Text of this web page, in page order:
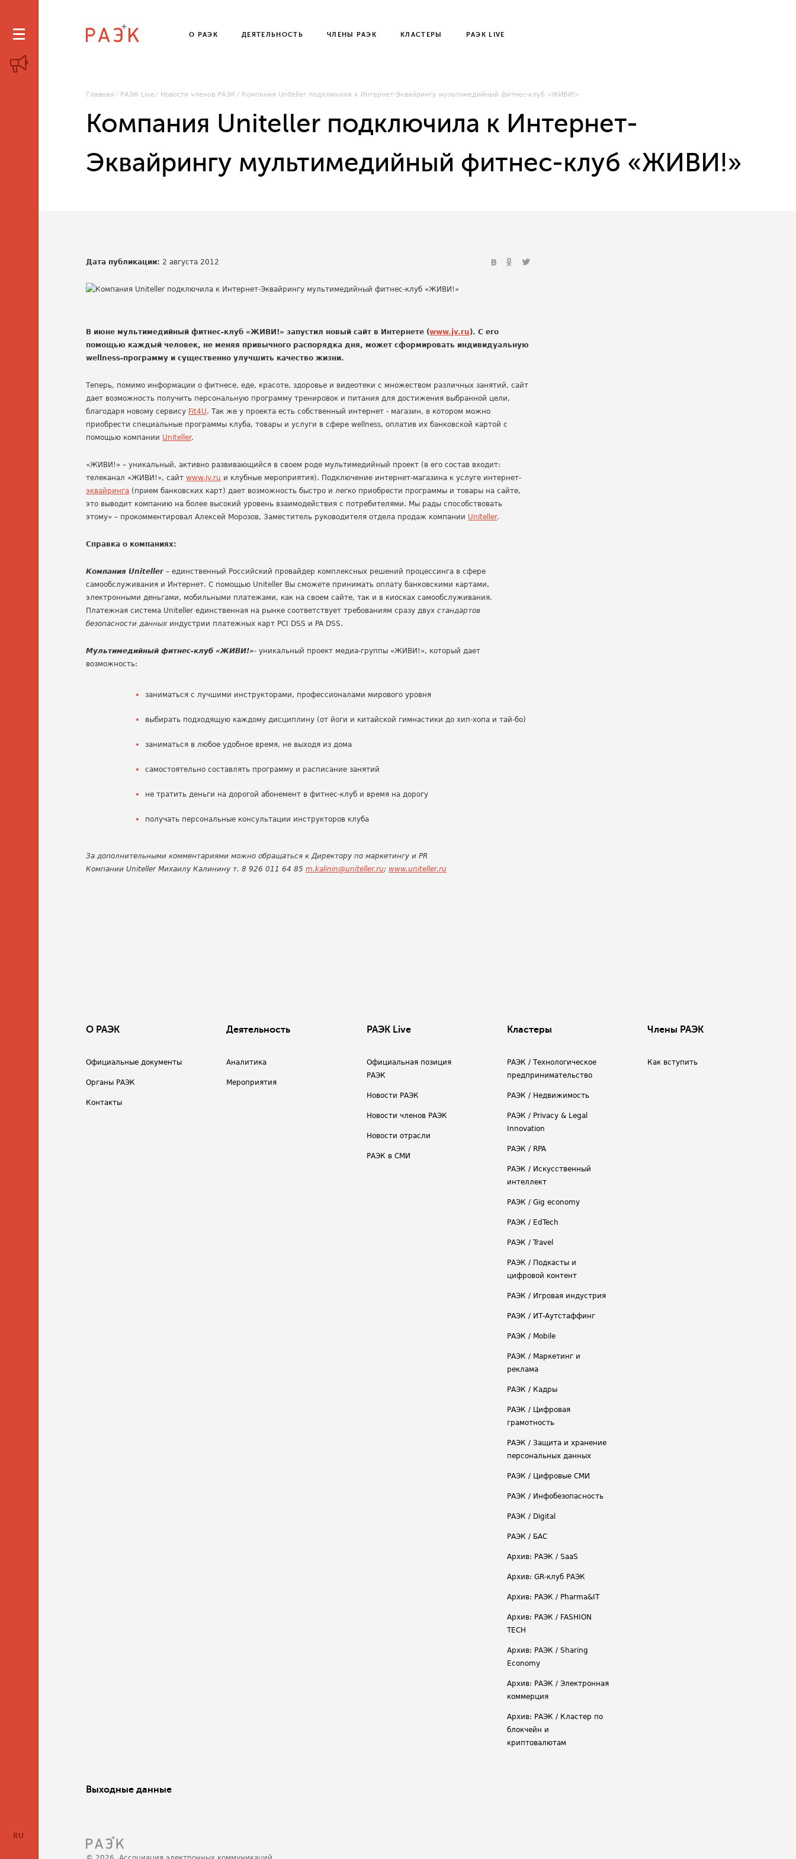
RU
О РАЭК ДЕЯТЕЛЬНОСТЬ ЧЛЕНЫ РАЭК КЛАСТЕРЫ РАЭК LIVE
Главная РАЭК Live Новости членов РАЭК Компания Uniteller подключила к Интернет-Эквайрингу мультимедийный фитнес-клуб «ЖИВИ!»
Компания Uniteller подключила к Интернет-
Эквайрингу мультимедийный фитнес-клуб «ЖИВИ!»
Дата публикации: 2 августа 2012
В июне мультимедийный фитнес-клуб «ЖИВИ!» запустил новый сайт в Интернете (www.jv.ru). С его
помощью каждый человек, не меняя привычного распорядка дня, может сформировать индивидуальную
wellness-программу и существенно улучшить качество жизни.
Теперь, помимо информации о фитнесе, еде, красоте, здоровье и видеотеки с множеством различных занятий, сайт
дает возможность получить персональную программу тренировок и питания для достижения выбранной цели,
благодаря новому сервису Fit4U. Так же у проекта есть собственный интернет - магазин, в котором можно
приобрести специальные программы клуба, товары и услуги в сфере wellness, оплатив их банковской картой с
помощью компании Uniteller.
«ЖИВИ!» – уникальный, активно развивающийся в своем роде мультимедийный проект (в его состав входит:
телеканал «ЖИВИ!», сайтwww.jv.ru и клубные мероприятия). Подключение интернет-магазина к услуге интернет-
эквайринга (прием банковских карт) дает возможность быстро и легко приобрести программы и товары на сайте,
это выводит компанию на более высокий уровень взаимодействия с потребителями. Мы рады способствовать
этому» – прокомментировал Алексей Морозов, Заместитель руководителя отдела продаж компании Uniteller.
Справка о компаниях:
Компания Uniteller– единственный Российский провайдер комплексных решений процессинга в сфере
самообслуживания и Интернет. С помощью Uniteller Вы сможете принимать оплату банковскими картами,
электронными деньгами, мобильными платежами, как на своем сайте, так и в киосках самообслуживания.
Платежная система Uniteller единственная на рынке соответствует требованиям сразу двухстандартов
безопасности данных индустрии платежных карт PCI DSS и PA DSS.
Мультимедийный фитнес-клуб «ЖИВИ!»- уникальный проект медиа-группы «ЖИВИ!», который дает
возможность:
заниматься с лучшими инструкторами, профессионалами мирового уровня
выбирать подходящую каждому дисциплину (от йоги и китайской гимнастики до хип-хопа и тай-бо)
заниматься в любое удобное время, не выходя из дома
самостоятельно составлять программу и расписание занятий
не тратить деньги на дорогой абонемент в фитнес-клуб и время на дорогу
получать персональные консультации инструкторов клуба
За дополнительными комментариями можно обращаться к Директору по маркетингу иPR
Компании Uniteller Михаилу Калинину т. 8 926 011 64 85m.kalinin@uniteller.ru; www.uniteller.ru
О РАЭК
Официальные документы
Органы РАЭК
Контакты
Деятельность
Аналитика
Мероприятия
РАЭК Live
Официальная позиция
РАЭК
Новости РАЭК
Новости членов РАЭК
Новости отрасли
РАЭК в СМИ
Кластеры
РАЭК / Технологическое
предпринимательство
РАЭК / Недвижимость
РАЭК / Privacy & Legal
Innovation
РАЭК / RPA
РАЭК / Искусственный
интеллект
РАЭК / Gig economy
РАЭК / EdTech
РАЭК / Travel
РАЭК / Подкасты и
цифровой контент
РАЭК / Игровая индустрия
РАЭК / ИТ-Аутстаффинг
РАЭК / Mobile
РАЭК / Маркетинг и
реклама
РАЭК / Кадры
РАЭК / Цифровая
грамотность
РАЭК / Защита и хранение
персональных данных
РАЭК / Цифровые СМИ
РАЭК / Инфобезопасность
РАЭК / Digital
РАЭК / БАС
Архив: РАЭК / SaaS
Архив: GR-клуб РАЭК
Архив: РАЭК / Pharma&IT
Архив: РАЭК / FASHION
TECH
Архив: РАЭК / Sharing
Economy
Архив: РАЭК / Электронная
коммерция
Архив: РАЭК / Кластер по
блокчейн и
криптовалютам
Члены РАЭК
Как вступить
Выходные данные